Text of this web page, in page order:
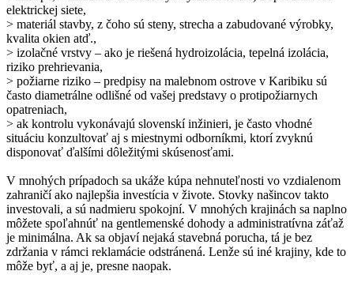
elektrickej siete,
> materiál stavby, z čoho sú steny, strecha a zabudované výrobky,
kvalita okien atď.,
> izolačné vrstvy – ako je riešená hydroizolácia, tepelná izolácia,
riziko prehrievania,
> požiarne riziko – predpisy na malebnom ostrove v Karibiku sú
často diametrálne odlišné od vašej predstavy o protipožiarnych
opatreniach,
> ak kontrolu vykonávajú slovenskí inžinieri, je často vhodné
situáciu konzultovať aj s miestnymi odborníkmi, ktorí zvyknú
disponovať ďalšími dôležitými skúsenosťami.
V mnohých prípadoch sa ukáže kúpa nehnuteľnosti vo vzdialenom
zahraničí ako najlepšia investícia v živote. Stovky našincov takto
investovali, a sú nadmieru spokojní. V mnohých krajinách sa naplno
môžete spoľahnúť na gentlemenské dohody a administratívna záťaž
je minimálna. Ak sa objaví nejaká stavebná porucha, tá je bez
zdržania v rámci reklamácie odstránená. Lenže sú iné krajiny, kde to
môže byť, a aj je, presne naopak.